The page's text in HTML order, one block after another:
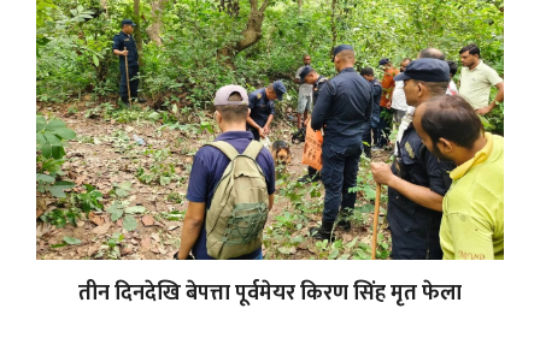
तीन दिनदेखि बेपत्ता पूर्वमेयर किरण सिंह मृत फेला